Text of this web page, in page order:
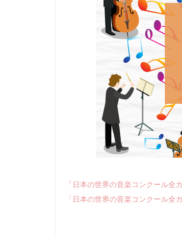
「日本の世界の音楽コンクール全
「日本の世界の音楽コンクール全